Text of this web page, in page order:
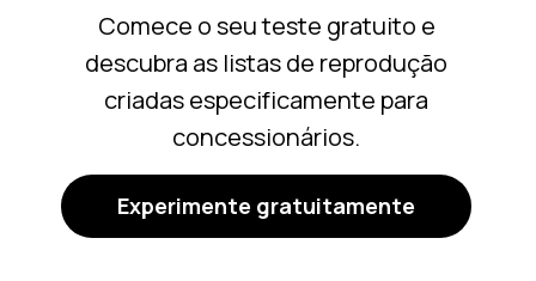
Comece o seu teste gratuito e
descubra as listas de reprodução
criadas especificamente para
concessionários.
Experimente gratuitamente